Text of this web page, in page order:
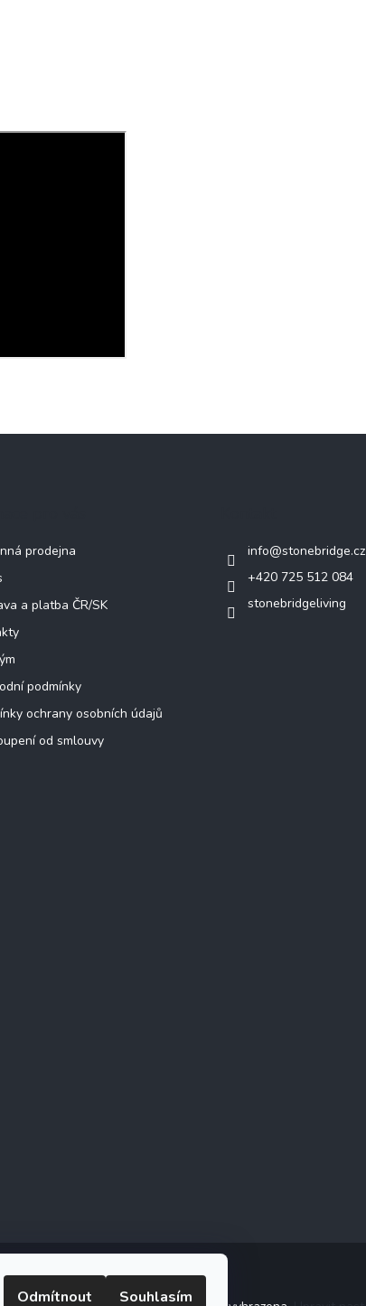
Odmítnout Souhlasím
prodejna
a platba ČR/SK
podmínky
ochrany osobních údajů
od smlouvy
info@stonebridge.cz
+420 725 512 084
stonebridgeliving